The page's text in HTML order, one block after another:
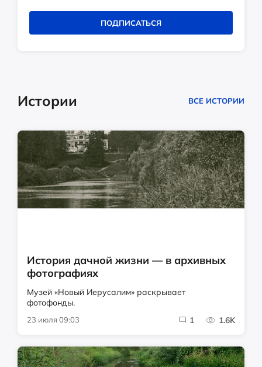
ПОДПИСАТЬСЯ
Истории ВСЕ ИСТОРИИ
История дачной жизни — в архивных
фотографиях
Музей «Новый Иерусалим» раскрывает
фотофонды.
23 июля 09:03 1 1.6K